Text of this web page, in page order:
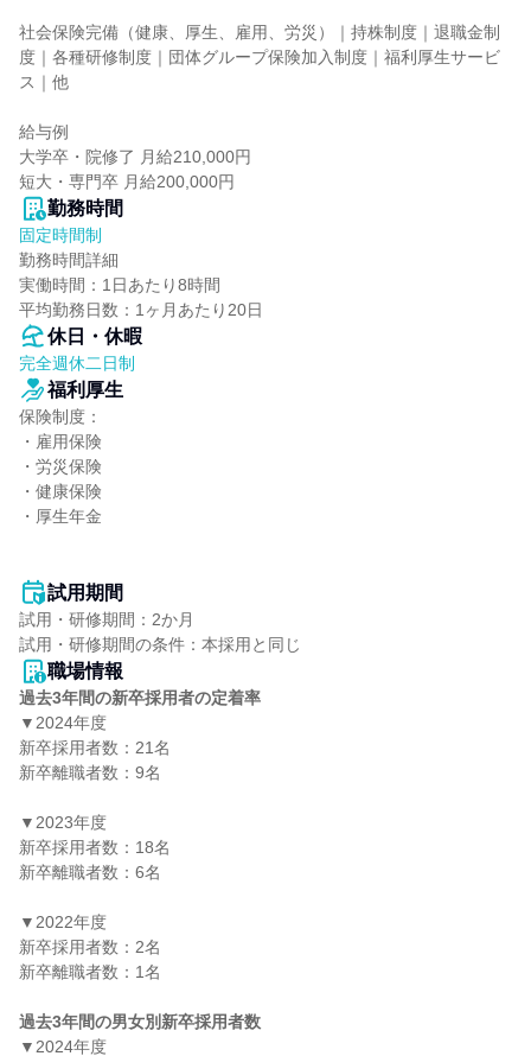
社会保険完備（健康、厚生、雇用、労災）｜持株制度｜退職金制
度｜各種研修制度｜団体グループ保険加入制度｜福利厚生サービ
ス｜他
給与例
大学卒・院修了 月給210,000円
短大・専門卒 月給200,000円
勤務時間
固定時間制
勤務時間詳細
実働時間：1日あたり8時間
平均勤務日数：1ヶ月あたり20日
休日・休暇
完全週休二日制
福利厚生
保険制度：
・雇用保険
・労災保険
・健康保険
・厚生年金
試用期間
試用・研修期間：2か月
職場情報
過去3年間の新卒採用者の定着率
▼2024年度
新卒採用者数：21名
新卒離職者数：9名
▼2023年度
新卒採用者数：18名
新卒離職者数：6名
▼2022年度
新卒採用者数：2名
新卒離職者数：1名
過去3年間の男女別新卒採用者数
▼2024年度